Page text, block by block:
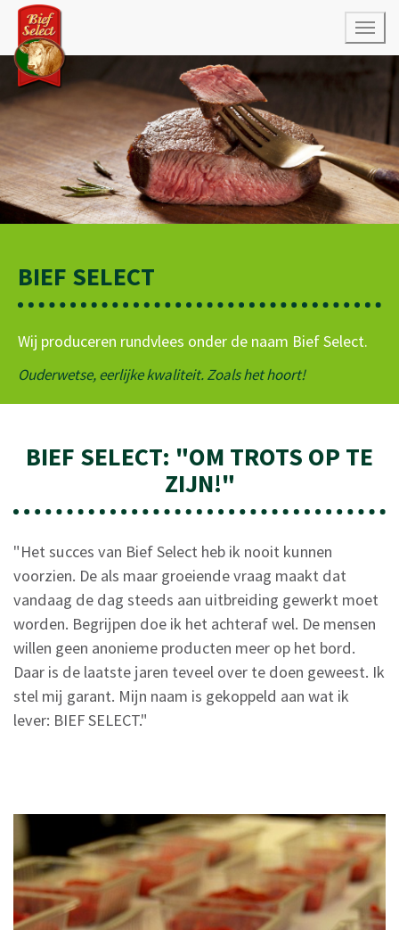
Open
menu
BIEF SELECT
Wij produceren rundvlees onder de naam Bief Select.
Ouderwetse, eerlijke kwaliteit. Zoals het hoort!
BIEF SELECT: "OM TROTS OP TE
ZIJN!"
"Het succes van Bief Select heb ik nooit kunnen
voorzien. De als maar groeiende vraag maakt dat
vandaag de dag steeds aan uitbreiding gewerkt moet
worden. Begrijpen doe ik het achteraf wel. De mensen
willen geen anonieme producten meer op het bord.
Daar is de laatste jaren teveel over te doen geweest. Ik
stel mij garant. Mijn naam is gekoppeld aan wat ik
lever: BIEF SELECT."